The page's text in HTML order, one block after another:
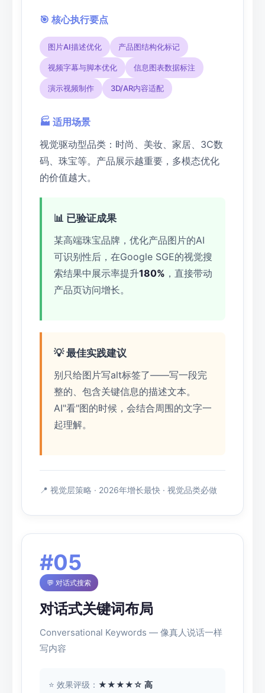
🎯 核心执行要点
图片AI描述优化 产品图结构化标记
视频字幕与脚本优化 信息图表数据标注
演示视频制作 3D/AR内容适配
🏭 适用场景
视觉驱动型品类：时尚、美妆、家居、3C数
码、珠宝等。产品展示越重要，多模态优化
的价值越大。
📊 已验证成果
某高端珠宝品牌，优化产品图片的AI
可识别性后，在Google SGE的视觉搜
索结果中展示率提升180% ，直接带动
产品页访问增长。
💡 最佳实践建议
别只给图片写alt标签了——写一段完
整的、包含关键信息的描述文本。
AI"看"图的时候，会结合周围的文字一
起理解。
📍 视觉层策略 · 2026年增长最快 · 视觉品类必做
#05
💬 对话式搜索
对话式关键词布局
Conversational Keywords — 像真人说话一样
写内容
⭐ 效果评级： ★★★★☆ 高